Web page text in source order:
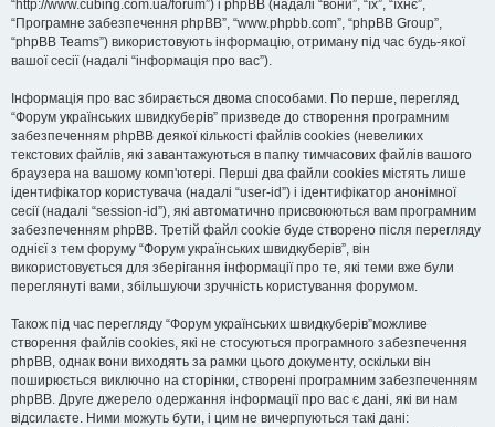
“http://www.cubing.com.ua/forum”) і phpBB (надалі “вони”, “їх”, “їхнє”,
“Програмне забезпечення phpBB”, “www.phpbb.com”, “phpBB Group”,
“phpBB Teams”) використовують інформацію, отриману під час будь-якої
вашої сесії (надалі “інформація про вас”).
Інформація про вас збирається двома способами. По перше, перегляд
“Форум українських швидкуберів” призведе до створення програмним
забезпеченням phpBB деякої кількості файлів cookies (невеликих
текстових файлів, які завантажуються в папку тимчасових файлів вашого
браузера на вашому комп'ютері. Перші два файли cookies містять лише
ідентифікатор користувача (надалі “user-id”) і ідентифікатор анонімної
сесії (надалі “session-id”), які автоматично присвоюються вам програмним
забезпеченням phpBB. Третій файл cookie буде створено після перегляду
однієї з тем форуму “Форум українських швидкуберів”, він
використовується для зберігання інформації про те, які теми вже були
переглянуті вами, збільшуючи зручність користування форумом.
Також під час перегляду “Форум українських швидкуберів”можливе
створення файлів cookies, які не стосуються програмного забезпечення
phpBB, однак вони виходять за рамки цього документу, оскільки він
поширюється виключно на сторінки, створені програмним забезпеченням
phpBB. Друге джерело одержання інформації про вас є дані, які ви нам
відсилаєте. Ними можуть бути, і цим не вичерпуються такі дані: